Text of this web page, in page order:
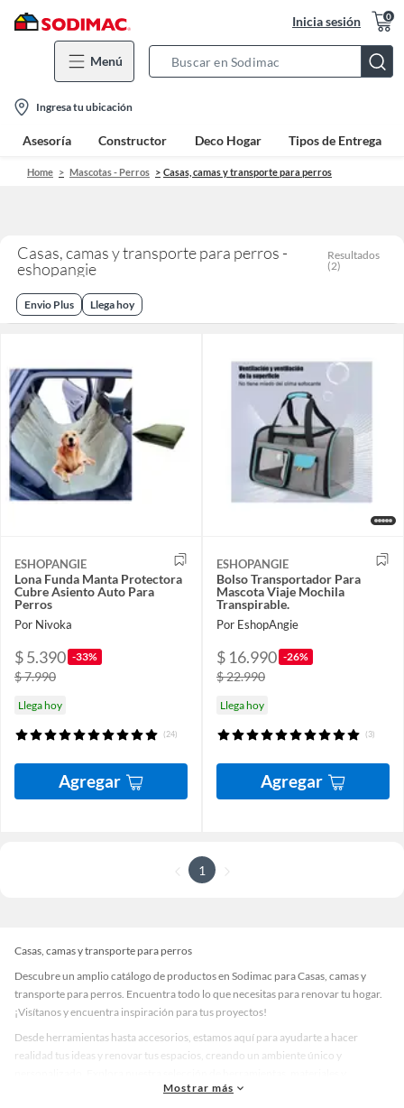
Inicia sesión 0
Menú
Bar
location-
icon
Ingresa tu ubicación
Asesoría Constructor Deco Hogar Tipos de Entrega
Home Mascotas - Perros Casas, camas y transporte para perros
Casas, camas y transporte para perros -
eshopangie
Resultados
(2)
Envio Plus Llega hoy
ESHOPANGIE
Lona Funda Manta Protectora
Cubre Asiento Auto Para
Perros
Por Nivoka
$ 5.390 -33%
$ 7.990
Llega hoy
(24)
Agregar
ESHOPANGIE
Bolso Transportador Para
Mascota Viaje Mochila
Transpirable.
Por EshopAngie
$ 16.990 -26%
$ 22.990
Llega hoy
(3)
Agregar
1
Casas, camas y transporte para perros
Descubre un amplio catálogo de productos en Sodimac para Casas, camas y
transporte para perros. Encuentra todo lo que necesitas para renovar tu hogar.
¡Visítanos y encuentra inspiración para tus proyectos!
Desde herramientas hasta accesorios, estamos aquí para ayudarte a hacer
realidad tus ideas y renovar tus espacios, creando un ambiente único y
accesorios de calidad que te ayudarán a crear un espacio más tú.
Mostrar más